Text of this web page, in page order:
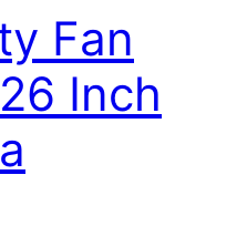
Fan
Inch